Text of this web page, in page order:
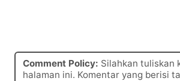
Comment Policy: Silahkan tuliskan
halaman ini. Komentar yang berisi